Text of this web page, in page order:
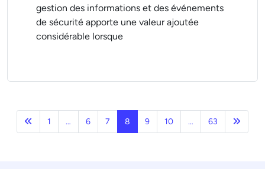
gestion des informations et des événements
de sécurité apporte une valeur ajoutée
considérable lorsque
Précédent
1 … 6 7 8 9 10 … 63